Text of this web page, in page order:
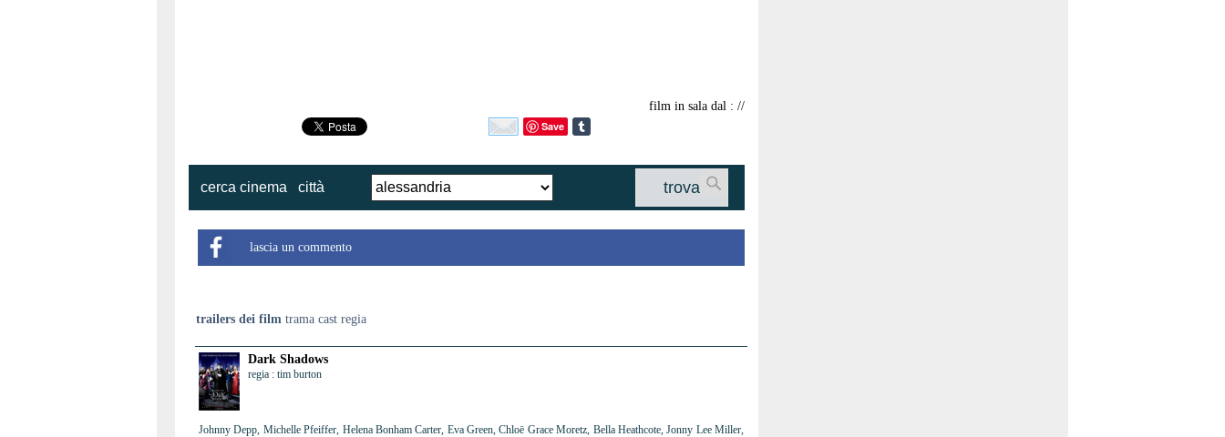
film in sala dal : //
Save
cerca cinema città trova
lascia un commento
trailers dei film trama cast regia
Dark Shadows
regia : tim burton
Johnny Depp, Michelle Pfeiffer, Helena Bonham Carter, Eva Green, Chloë Grace Moretz, Bella Heathcote, Jonny Lee Miller,